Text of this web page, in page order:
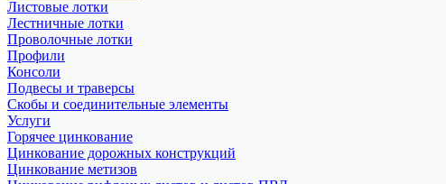
Листовые лотки
Лестничные лотки
Проволочные лотки
Профили
Консоли
Подвесы и траверсы
Скобы и соединительные элементы
Услуги
Горячее цинкование
Цинкование дорожных конструкций
Цинкование метизов